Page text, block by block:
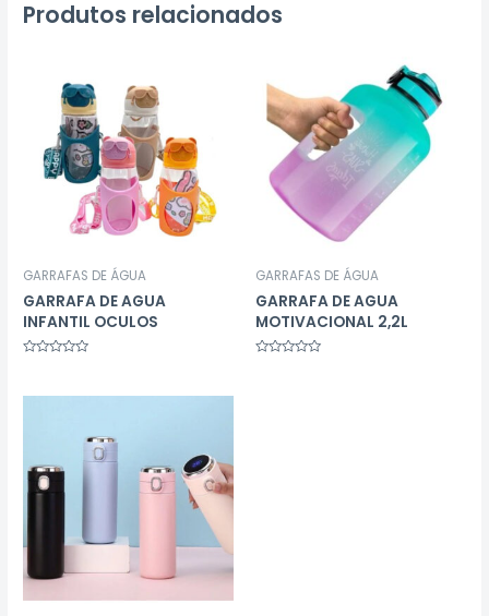
Produtos relacionados
GARRAFAS DE ÁGUA
GARRAFA DE AGUA
INFANTIL OCULOS
5
GARRAFAS DE ÁGUA
GARRAFA DE AGUA
MOTIVACIONAL 2,2L